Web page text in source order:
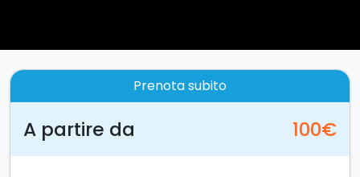
Prenota subito
A partire da 100€